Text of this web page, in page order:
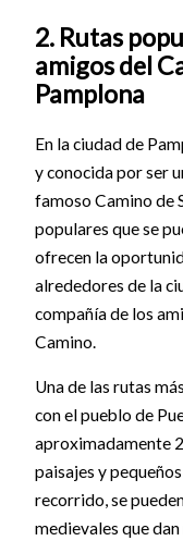
2. Rutas
amigos del
Pamplona
En la ciudad de
y conocida por ser
famoso Camino de
populares que se
ofrecen la
alrededores de la
compañía de los
Camino.
Una de las rutas
con el pueblo de
aproximadamente
paisajes y
recorrido, se
medievales que